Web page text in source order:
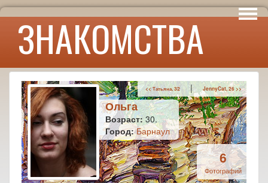
ЗНАКОМСТВА
Интересы
Юмор
Ольга
Возраст:30.
Город: Барнаул
<< Татьяна, 32 | JennyCat, 26 >>
6
Фотографий